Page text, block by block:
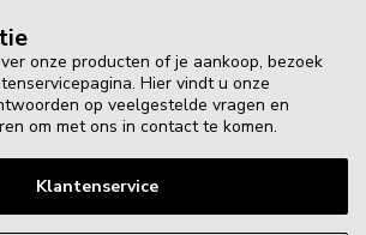
onze producten of je aankoop, bezoek
Hier vindt u onze
op veelgestelde vragen en
om met ons in contact te komen.
Klantenservice